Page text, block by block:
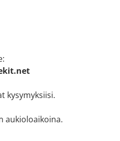
kysymyksiisi.
aukioloaikoina.